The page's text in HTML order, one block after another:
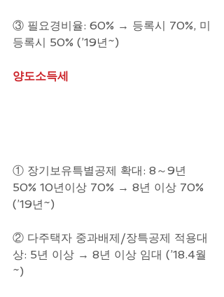
③ 필요경비율: 60% → 등록시 70%, 미
등록시 50% (’19년~)
양도소득세
① 장기보유특별공제 확대: 8～9년
50% 10년이상 70% → 8년 이상 70%
(’19년~)
② 다주택자 중과배제/장특공제 적용대
상: 5년 이상 → 8년 이상 임대 (’18.4월
~)